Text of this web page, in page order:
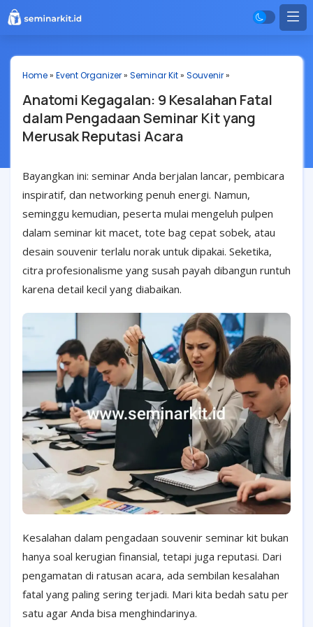
Home» Event Organizer» Seminar Kit» Souvenir»
Anatomi Kegagalan: 9 Kesalahan Fatal
dalam Pengadaan Seminar Kit yang
Merusak Reputasi Acara
Bayangkan ini: seminar Anda berjalan lancar, pembicara
inspiratif, dan networking penuh energi. Namun,
seminggu kemudian, peserta mulai mengeluh pulpen
dalam seminar kit macet, tote bag cepat sobek, atau
desain souvenir terlalu norak untuk dipakai. Seketika,
citra profesionalisme yang susah payah dibangun runtuh
karena detail kecil yang diabaikan.
Kesalahan dalam pengadaan souvenir seminar kit bukan
hanya soal kerugian finansial, tetapi juga reputasi. Dari
pengamatan di ratusan acara, ada sembilan kesalahan
fatal yang paling sering terjadi. Mari kita bedah satu per
satu agar Anda bisa menghindarinya.